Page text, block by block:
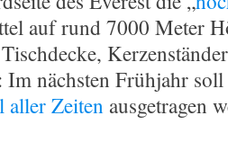
auf rund 7000 Meter
nächsten Frühjahr soll
aller Zeiten ausgetragen